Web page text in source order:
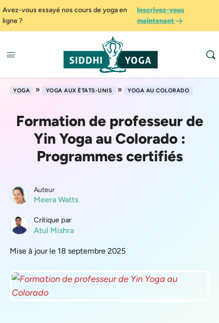
Avez-vous essayé nos cours de yoga en
ligne ?
Inscrivez-vous
maintenant
YOGA » YOGA AUX ÉTATS-UNIS » YOGA AU COLORADO
Formation de professeur de
Yin Yoga au Colorado :
Programmes certifiés
Auteur
Meera Watts
Critique par
Atul Mishra
Mise à jour le 18 septembre 2025